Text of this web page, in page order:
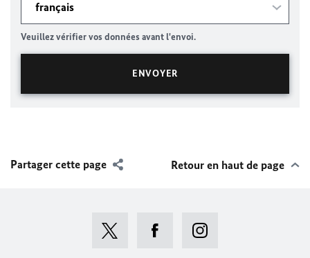
Veuillez vérifier vos données avant l'envoi.
Partager cette page Retour en haut de page